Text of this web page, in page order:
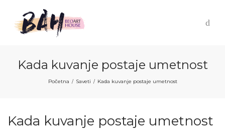
Kada kuvanje postaje umetnost
Početna / Saveti / Kada kuvanje postaje umetnost
Kada kuvanje postaje umetnost